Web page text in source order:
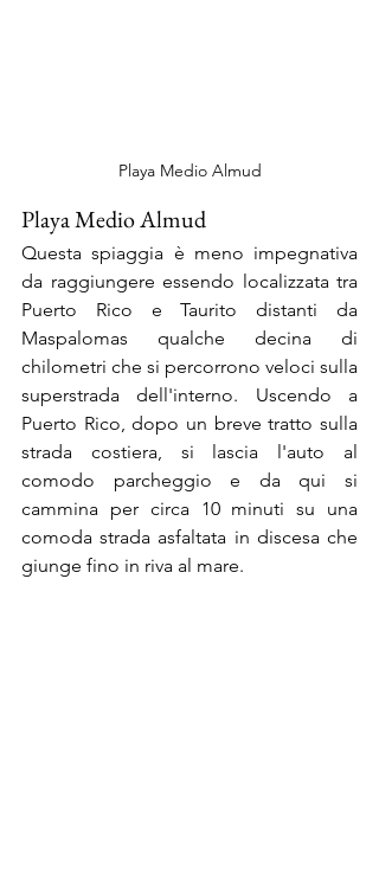
Playa Medio Almud
Playa Medio Almud
Questa spiaggia è meno impegnativa
da raggiungere essendo localizzata tra
Puerto Rico e Taurito distanti da
Maspalomas qualche decina di
chilometri che si percorrono veloci sulla
superstrada dell'interno. Uscendo a
Puerto Rico, dopo un breve tratto sulla
strada costiera, si lascia l'auto al
comodo parcheggio e da qui si
cammina per circa 10 minuti su una
comoda strada asfaltata in discesa che
giunge fino in riva al mare.